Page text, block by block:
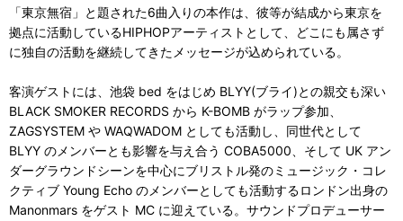
「東京無宿」と題された6曲入りの本作は、彼等が結成から東京を
拠点に活動しているHIPHOPアーティストとして、どこにも属さず
に独自の活動を継続してきたメッセージが込められている。
客演ゲストには、池袋 bed をはじめ BLYY(ブライ)との親交も深い
BLACK SMOKER RECORDS から K-BOMB がラップ参加、
ZAGSYSTEM や WAQWADOM としても活動し、同世代として
BLYY のメンバーとも影響を与え合う COBA5000、そして UK アン
ダーグラウンドシーンを中心にブリストル発のミュージック・コレ
クティブ Young Echo のメンバーとしても活動するロンドン出身の
Manonmars をゲスト MC に迎えている。サウンドプロデューサー